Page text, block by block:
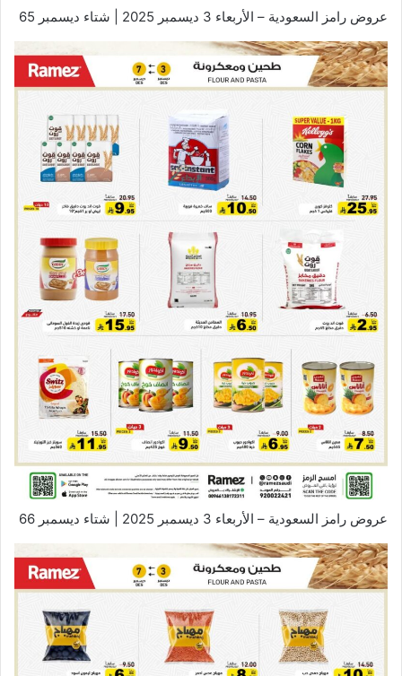
عروض رامز السعودية – الأربعاء 3 ديسمبر 2025 | شتاء ديسمبر 65
عروض رامز السعودية – الأربعاء 3 ديسمبر 2025 | شتاء ديسمبر 66